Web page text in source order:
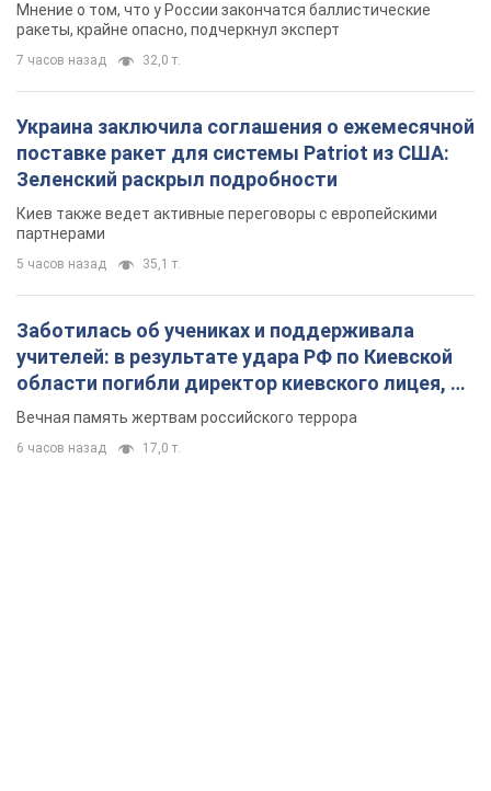
Мнение о том, что у России закончатся баллистические
ракеты, крайне опасно, подчеркнул эксперт
7 часов назад 32,0 т.
Украина заключила соглашения о ежемесячной
поставке ракет для системы Patriot из США:
Зеленский раскрыл подробности
Киев также ведет активные переговоры с европейскими
партнерами
5 часов назад 35,1 т.
Заботилась об учениках и поддерживала
учителей: в результате удара РФ по Киевской
области погибли директор киевского лицея, её
муж и внук
Вечная память жертвам российского террора
6 часов назад 17,0 т.